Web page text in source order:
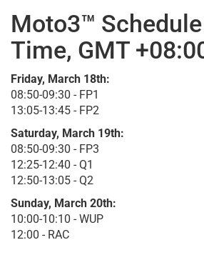
Moto3™ Schedule
Time, GMT
Friday, March 18th:
08:50-09:30 - FP1
13:05-13:45 - FP2
Saturday, March 19th:
08:50-09:30 - FP3
12:25-12:40 - Q1
12:50-13:05 - Q2
Sunday, March 20th:
10:00-10:10 - WUP
12:00 - RAC